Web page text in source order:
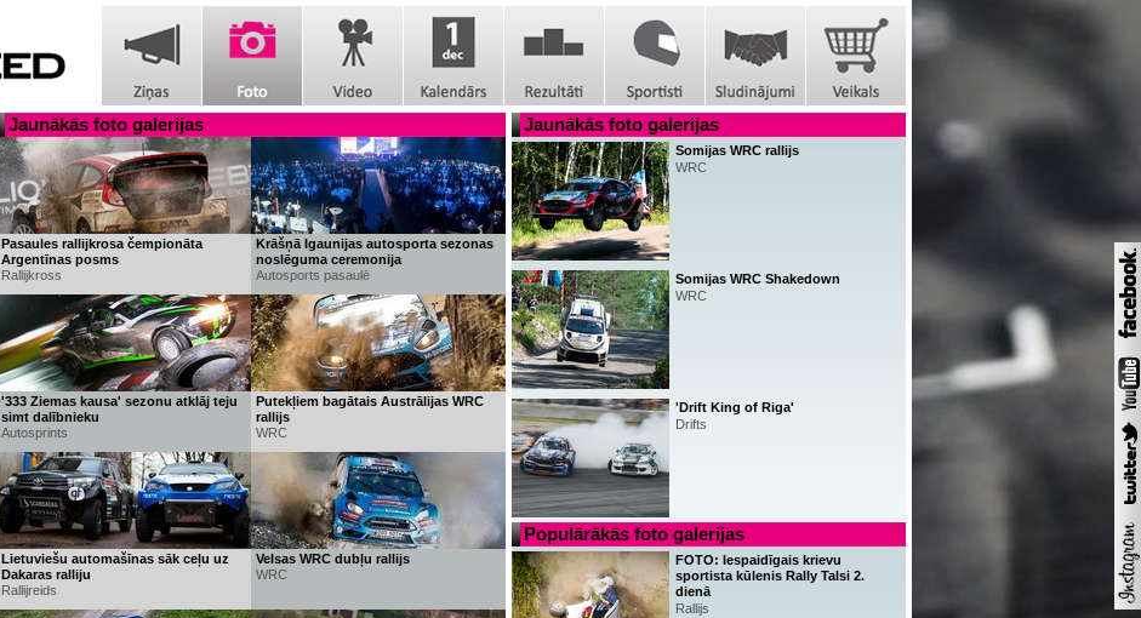
Jaunākās foto galerijas
Pasaules rallijkrosa čempionāta
Argentīnas posms
Rallijkross
Krāšņā Igaunijas autosporta sezonas
noslēguma ceremonija
Autosports pasaulē
'333 Ziemas kausa' sezonu atklāj teju
simt dalībnieku
Autosprints
Putekļiem bagātais Austrālijas WRC
rallijs
WRC
Lietuviešu automašīnas sāk ceļu uz
Dakaras ralliju
Rallijreids
Velsas WRC dubļu rallijs
WRC
Jaunākās foto galerijas
Somijas WRC rallijs
WRC
Somijas WRC Shakedown
WRC
'Drift King of Riga'
Drifts
Populārākās foto galerijas
FOTO: Iespaidīgais krievu
sportista kūlenis Rally Talsi 2.
dienā
Rallijs